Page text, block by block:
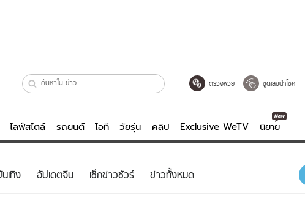
ตรวจหวย ขูดเลขนำโชค
ไลฟ์สไตล์ รถยนต์ ไอที วัยรุ่น คลิป Exclusive WeTV นิยาย
ไลฟ์สไตล์ บันเทิงครบรส
เทิง อัปเดตจีน เช็กข่าวชัวร์ ข่าวทั้งหมด